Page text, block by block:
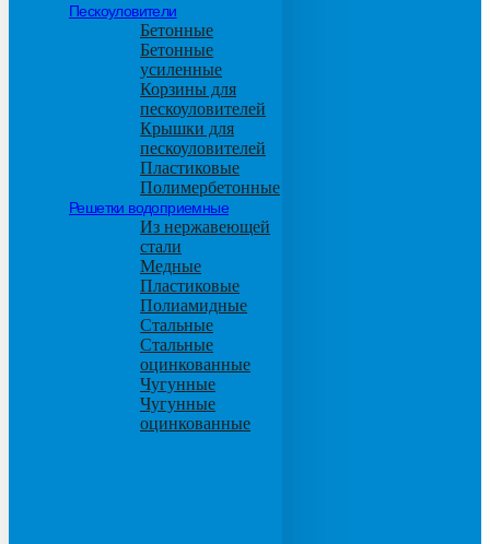
Пескоуловители
Бетонные
Бетонные
усиленные
Корзины для
пескоуловителей
Крышки для
пескоуловителей
Пластиковые
Полимербетонные
Решетки водоприемные
Из нержавеющей
стали
Медные
Пластиковые
Полиамидные
Стальные
Стальные
оцинкованные
Чугунные
Чугунные
оцинкованные